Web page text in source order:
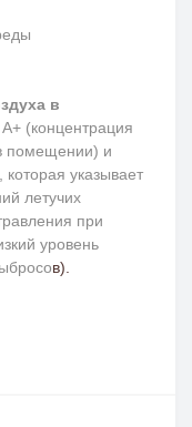
в
(концентрация
помещении) и
указывает
летучих
при
уровень
в).